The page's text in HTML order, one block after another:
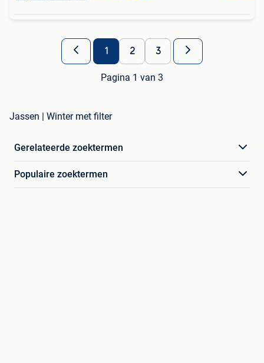
1 2 3
Pagina 1 van 3
Jassen | Winter met filter
Gerelateerde zoektermen
Populaire zoektermen